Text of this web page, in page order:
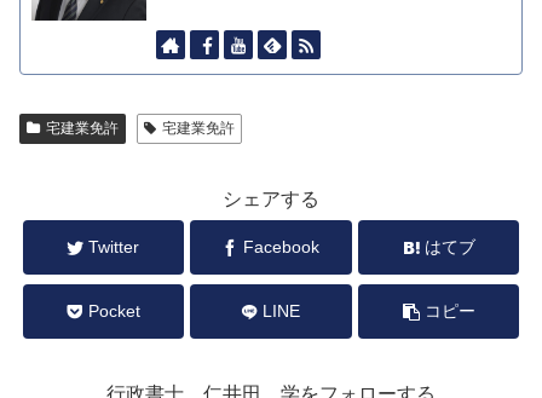
宅建業免許 宅建業免許
シェアする
Twitter Facebook はてブ
Pocket LINE コピー